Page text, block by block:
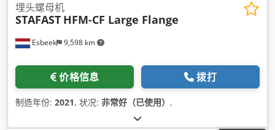
Esbeek 9,598 km
埋头螺母机
STAFAST HFM-CF Large Flange
价格信息 拨打
制造年份: 2021, 状况: 非常好（已使用） ,